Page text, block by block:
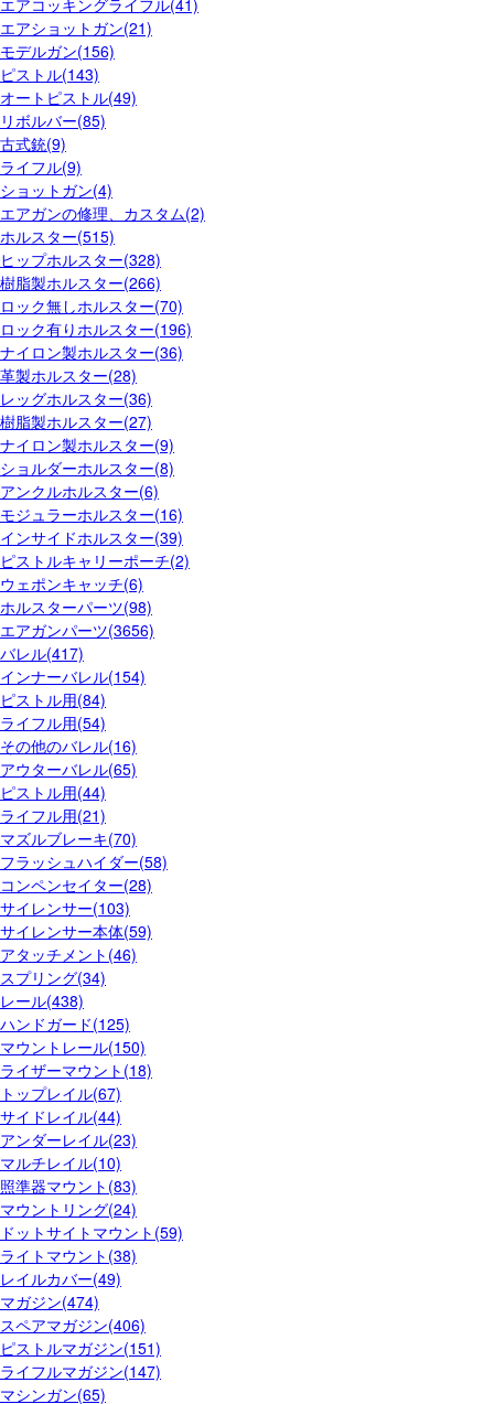
エアショットガン(21)
モデルガン(156)
ピストル(143)
オートピストル(49)
リボルバー(85)
古式銃(9)
ライフル(9)
ショットガン(4)
エアガンの修理、カスタム(2)
ホルスター(515)
ヒップホルスター(328)
樹脂製ホルスター(266)
ロック無しホルスター(70)
ロック有りホルスター(196)
ナイロン製ホルスター(36)
革製ホルスター(28)
レッグホルスター(36)
樹脂製ホルスター(27)
ナイロン製ホルスター(9)
ショルダーホルスター(8)
アンクルホルスター(6)
モジュラーホルスター(16)
インサイドホルスター(39)
ピストルキャリーポーチ(2)
ウェポンキャッチ(6)
ホルスターパーツ(98)
エアガンパーツ(3656)
バレル(417)
インナーバレル(154)
ピストル用(84)
ライフル用(54)
その他のバレル(16)
アウターバレル(65)
ピストル用(44)
ライフル用(21)
マズルブレーキ(70)
フラッシュハイダー(58)
コンペンセイター(28)
サイレンサー(103)
サイレンサー本体(59)
アタッチメント(46)
スプリング(34)
レール(438)
ハンドガード(125)
マウントレール(150)
ライザーマウント(18)
トップレイル(67)
サイドレイル(44)
アンダーレイル(23)
マルチレイル(10)
照準器マウント(83)
マウントリング(24)
ドットサイトマウント(59)
ライトマウント(38)
レイルカバー(49)
マガジン(474)
スペアマガジン(406)
ピストルマガジン(151)
ライフルマガジン(147)
マシンガン(65)